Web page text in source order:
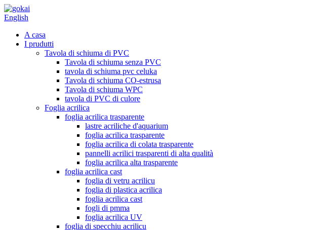
English
A casa
I prudutti
Tavola di schiuma di PVC
Tavola di schiuma senza PVC
tavola di schiuma pvc celuka
Tavola di schiuma CO-estrusa
Tavola di schiuma WPC
tavola di PVC di culore
Foglia acrilica
foglia acrilica trasparente
lastre acriliche d'aquarium
foglia acrilica trasparente
foglia acrilica di colata trasparente
pannelli acrilici trasparenti di alta qualità
foglia acrilica alta trasparente
foglia acrilica cast
foglia di vetru acrilicu
foglia di plastica acrilica
foglia acrilica cast
fogli di pmma
foglia acrilica UV
foglia di specchiu acrilicu